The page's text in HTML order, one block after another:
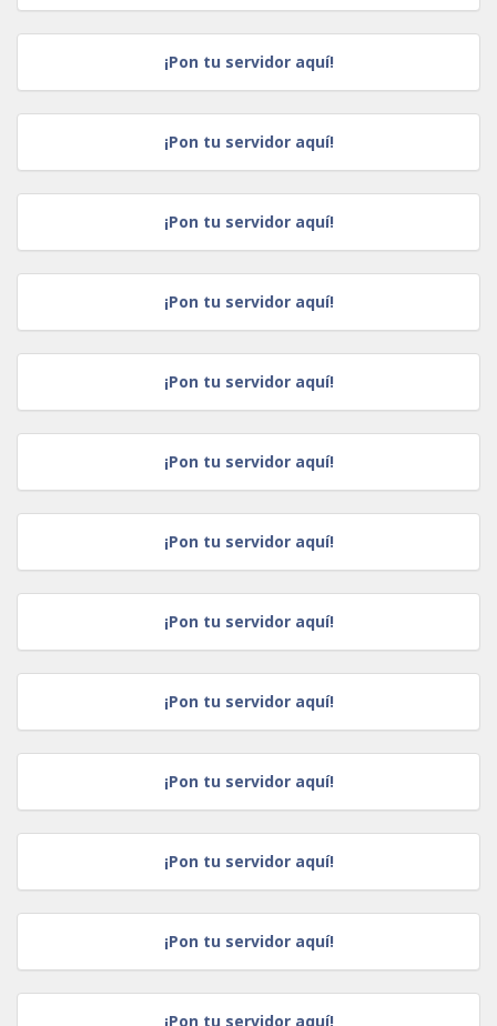
¡Pon tu servidor aquí!
¡Pon tu servidor aquí!
¡Pon tu servidor aquí!
¡Pon tu servidor aquí!
¡Pon tu servidor aquí!
¡Pon tu servidor aquí!
¡Pon tu servidor aquí!
¡Pon tu servidor aquí!
¡Pon tu servidor aquí!
¡Pon tu servidor aquí!
¡Pon tu servidor aquí!
¡Pon tu servidor aquí!
¡Pon tu servidor aquí!